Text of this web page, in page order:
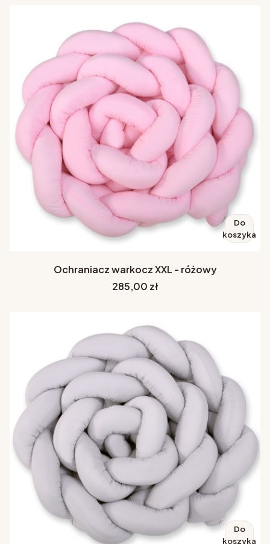
Do
koszyka
Ochraniacz warkocz XXL - różowy
Cena
285,00 zł
Do
koszyka